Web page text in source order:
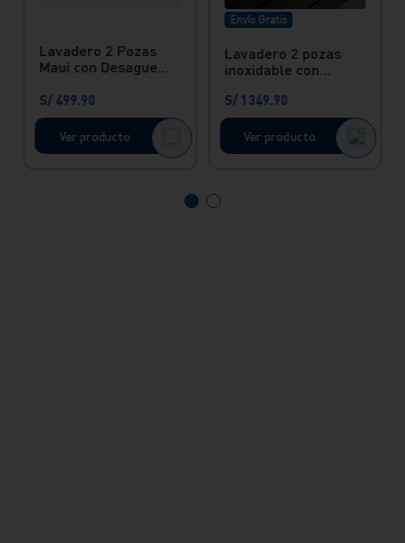
Lavadero 2 Pozas
Maui con Desague
S/ 499.90
Ver producto
Envío Gratis
Lavadero 2 pozas
inoxidable con
Vainsa
S/ 1349.90
Ver producto